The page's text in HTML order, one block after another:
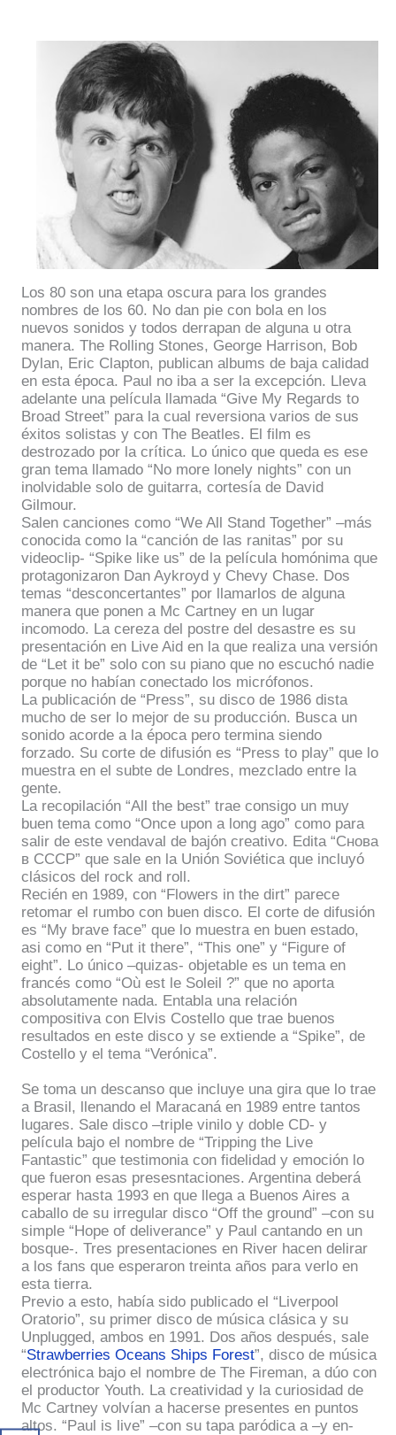
Los 80 son una etapa oscura para los grandes
nombres de los 60. No dan pie con bola en los
nuevos sonidos y todos derrapan de alguna u otra
manera. The Rolling Stones, George Harrison, Bob
Dylan, Eric Clapton, publican albums de baja calidad
en esta época. Paul no iba a ser la excepción. Lleva
adelante una película llamada “Give My Regards to
Broad Street” para la cual reversiona varios de sus
éxitos solistas y con The Beatles. El film es
destrozado por la crítica. Lo único que queda es ese
gran tema llamado “No more lonely nights” con un
inolvidable solo de guitarra, cortesía de David
Gilmour.
Salen canciones como “We All Stand Together” –más
conocida como la “canción de las ranitas” por su
videoclip- “Spike like us” de la película homónima que
protagonizaron Dan Aykroyd y Chevy Chase. Dos
temas “desconcertantes” por llamarlos de alguna
manera que ponen a Mc Cartney en un lugar
incomodo. La cereza del postre del desastre es su
presentación en Live Aid en la que realiza una versión
de “Let it be” solo con su piano que no escuchó nadie
porque no habían conectado los micrófonos.
La publicación de “Press”, su disco de 1986 dista
mucho de ser lo mejor de su producción. Busca un
sonido acorde a la época pero termina siendo
forzado. Su corte de difusión es “Press to play” que lo
muestra en el subte de Londres, mezclado entre la
gente.
La recopilación “All the best” trae consigo un muy
buen tema como “Once upon a long ago” como para
salir de este vendaval de bajón creativo. Edita “Снова
в СССР” que sale en la Unión Soviética que incluyó
clásicos del rock and roll.
Recién en 1989, con “Flowers in the dirt” parece
retomar el rumbo con buen disco. El corte de difusión
es “My brave face” que lo muestra en buen estado,
asi como en “Put it there”, “This one” y “Figure of
eight”. Lo único –quizas- objetable es un tema en
francés como “Où est le Soleil ?” que no aporta
absolutamente nada. Entabla una relación
compositiva con Elvis Costello que trae buenos
resultados en este disco y se extiende a “Spike”, de
Costello y el tema “Verónica”.
Se toma un descanso que incluye una gira que lo trae
a Brasil, llenando el Maracaná en 1989 entre tantos
lugares. Sale disco –triple vinilo y doble CD- y
película bajo el nombre de “Tripping the Live
Fantastic” que testimonia con fidelidad y emoción lo
que fueron esas presesntaciones. Argentina deberá
esperar hasta 1993 en que llega a Buenos Aires a
caballo de su irregular disco “Off the ground” –con su
simple “Hope of deliverance” y Paul cantando en un
bosque-. Tres presentaciones en River hacen delirar
a los fans que esperaron treinta años para verlo en
esta tierra.
Previo a esto, había sido publicado el “Liverpool
Oratorio”, su primer disco de música clásica y su
Unplugged, ambos en 1991. Dos años después, sale
“Strawberries Oceans Ships Forest”, disco de música
electrónica bajo el nombre de The Fireman, a dúo con
el productor Youth. La creatividad y la curiosidad de
Mc Cartney volvían a hacerse presentes en puntos
altos. “Paul is live” –con su tapa paródica a –y en-